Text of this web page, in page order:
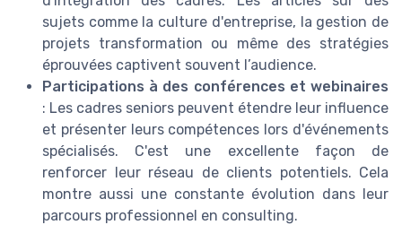
sujets comme la culture d'entreprise, la gestion de
projets transformation ou même des stratégies
éprouvées captivent souvent l’audience.
Participations à des conférences et webinaires
: Les cadres seniors peuvent étendre leur influence
et présenter leurs compétences lors d'événements
spécialisés. C'est une excellente façon de
renforcer leur réseau de clients potentiels. Cela
montre aussi une constante évolution dans leur
parcours professionnel en consulting.